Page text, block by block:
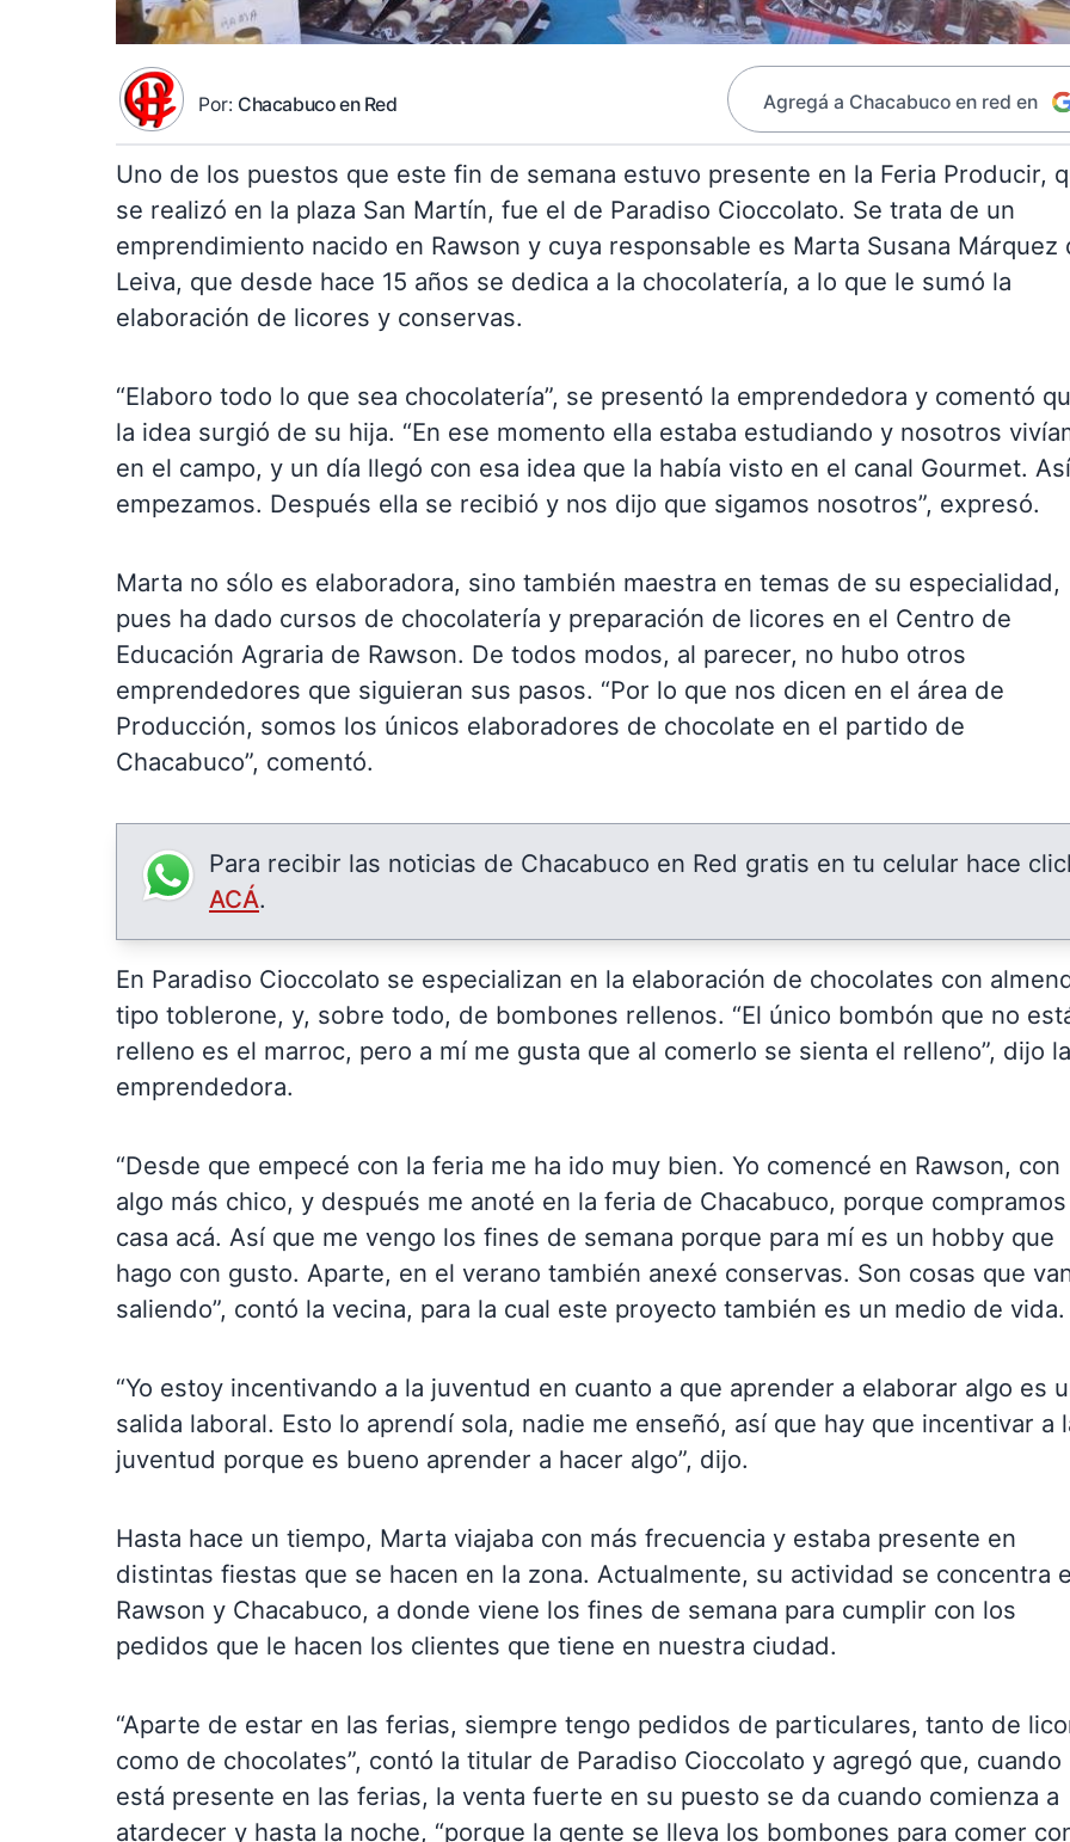
Por: Chacabuco en Red Agregá a Chacabuco en red en
Uno de los puestos que este fin de semana estuvo presente en la Feria Producir,
se realizó en la plaza San Martín, fue el de Paradiso Cioccolato. Se trata de un
emprendimiento nacido en Rawson y cuya responsable es Marta Susana Márquez
Leiva, que desde hace 15 años se dedica a la chocolatería, a lo que le sumó la
elaboración de licores y conservas.
“Elaboro todo lo que sea chocolatería”, se presentó la emprendedora y comentó
la idea surgió de su hija. “En ese momento ella estaba estudiando y nosotros
en el campo, y un día llegó con esa idea que la había visto en el canal Gourmet. Así
empezamos. Después ella se recibió y nos dijo que sigamos nosotros”, expresó.
Marta no sólo es elaboradora, sino también maestra en temas de su especialidad,
pues ha dado cursos de chocolatería y preparación de licores en el Centro de
Educación Agraria de Rawson. De todos modos, al parecer, no hubo otros
emprendedores que siguieran sus pasos. “Por lo que nos dicen en el área de
Producción, somos los únicos elaboradores de chocolate en el partido de
Chacabuco”, comentó.
Para recibir las noticias de Chacabuco en Red gratis en tu celular hace
ACÁ.
En Paradiso Cioccolato se especializan en la elaboración de chocolates con
tipo toblerone, y, sobre todo, de bombones rellenos. “El único bombón que no
relleno es el marroc, pero a mí me gusta que al comerlo se sienta el relleno”, dijo la
emprendedora.
“Desde que empecé con la feria me ha ido muy bien. Yo comencé en Rawson, con
algo más chico, y después me anoté en la feria de Chacabuco, porque compramos
casa acá. Así que me vengo los fines de semana porque para mí es un hobby que
hago con gusto. Aparte, en el verano también anexé conservas. Son cosas que
saliendo”, contó la vecina, para la cual este proyecto también es un medio de vida.
“Yo estoy incentivando a la juventud en cuanto a que aprender a elaborar algo es
salida laboral. Esto lo aprendí sola, nadie me enseñó, así que hay que incentivar a
juventud porque es bueno aprender a hacer algo”, dijo.
Hasta hace un tiempo, Marta viajaba con más frecuencia y estaba presente en
distintas fiestas que se hacen en la zona. Actualmente, su actividad se concentra
Rawson y Chacabuco, a donde viene los fines de semana para cumplir con los
pedidos que le hacen los clientes que tiene en nuestra ciudad.
“Aparte de estar en las ferias, siempre tengo pedidos de particulares, tanto de
como de chocolates”, contó la titular de Paradiso Cioccolato y agregó que, cuando
está presente en las ferias, la venta fuerte en su puesto se da cuando comienza a
atardecer y hasta la noche, “porque la gente se lleva los bombones para comer